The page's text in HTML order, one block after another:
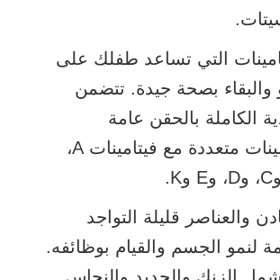
التي تساعد طفلك على
والبقاء بصحة جيدة. تتضمن
الكاملة بالحقن عامة
فيتامينات متعددة مع فيتامينات A،
والعناصر قليلة التواجد
لنمو الجسم والقيام بوظائفه.